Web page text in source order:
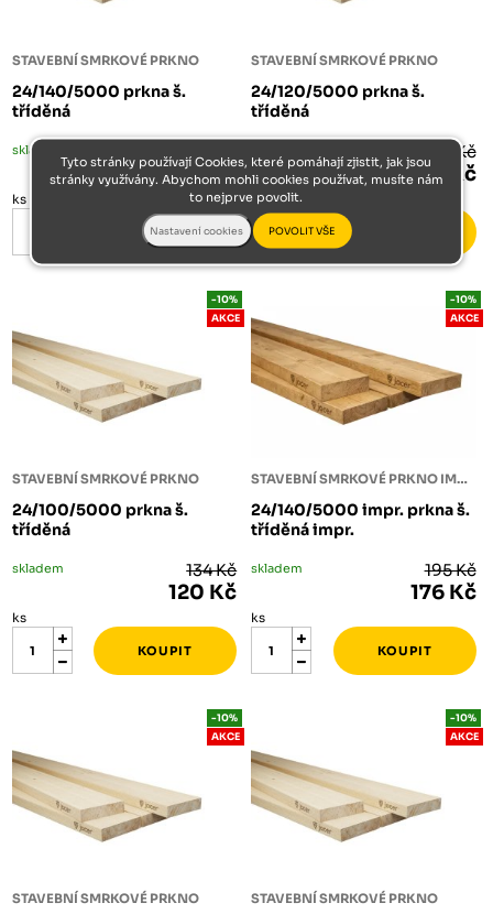
STAVEBNÍ SMRKOVÉ PRKNO
24/140/5000 prkna š.
tříděná
skladem
168 Kč
ks
STAVEBNÍ SMRKOVÉ PRKNO
24/120/5000 prkna š.
tříděná
160 Kč
144 Kč
ks
STAVEBNÍ SMRKOVÉ PRKNO
24/100/5000 prkna š.
tříděná
-10%
AKCE
skladem 134 Kč
120 Kč
ks
STAVEBNÍ SMRKOVÉ PRKNO IMPREGNOVANÉ
24/140/5000 impr. prkna š.
tříděná impr.
-10%
AKCE
skladem 195 Kč
176 Kč
ks
STAVEBNÍ SMRKOVÉ PRKNO
-10%
AKCE
STAVEBNÍ SMRKOVÉ PRKNO
-10%
AKCE
Tyto stránky používají Cookies, které pomáhají zjistit, jak jsou
stránky využívány. Abychom mohli cookies používat, musíte nám
to nejprve povolit.